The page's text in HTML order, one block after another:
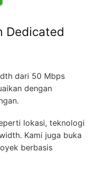
Dedicated
dari 50 Mbps
dengan
lokasi, teknologi
Kami juga buka
berbasis